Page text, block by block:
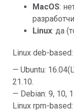
MacOS:
Linux: да
Linux deb-
— Ubuntu:
21.10.
— Debian: 9, 10,
Linux rpm-